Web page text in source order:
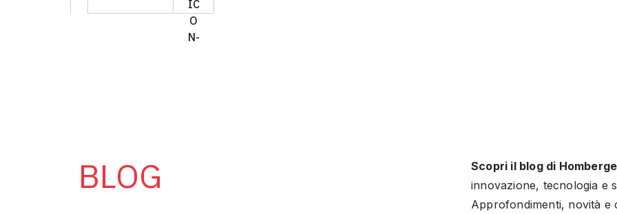
BLOG Scopri il blog di
innovazione, tecnologia e
Approfondimenti, novità e